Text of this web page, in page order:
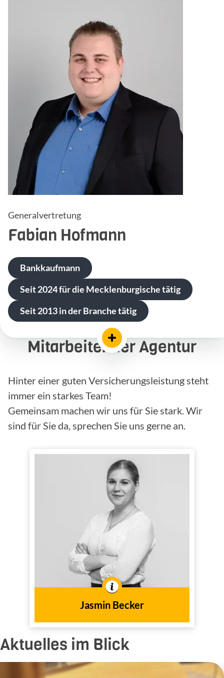
Generalvertretung
Fabian Hofmann
Bankkaufmann
Seit 2024 für die Mecklenburgische tätig
Seit 2013 in der Branche tätig
Mitarbeiter der Agentur
Hinter einer guten Versicherungsleistung steht
immer ein starkes Team!
Gemeinsam machen wir uns für Sie stark. Wir
sind für Sie da, sprechen Sie uns gerne an.
Jasmin Becker
Jasmin Becker
Versicherungsfachfrau
Tätig im
Innendienst
In der Branche tätig seit
dem Jahr
2019
Aktuelles im Blick